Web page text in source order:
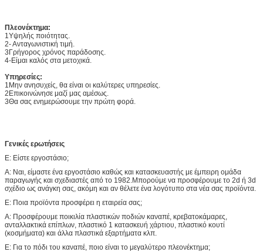
Πλεονέκτημα:
1Υψηλής ποιότητας.
2- Ανταγωνιστική τιμή.
3Γρήγορος χρόνος παράδοσης.
4-Είμαι καλός στα μετοχικά.
Υπηρεσίες:
1Μην ανησυχείς, θα είναι οι καλύτερες υπηρεσίες.
2Επικοινώνησε μαζί μας αμέσως.
3Θα σας ενημερώσουμε την πρώτη φορά.
Γενικές ερωτήσεις
Ε: Είστε εργοστάσιο;
Α: Ναι, είμαστε ένα εργοστάσιο καθώς και κατασκευαστής με έμπειρη ομάδα
παραγωγής και σχεδιαστές από το 1982.Μπορούμε να προσφέρουμε το 2d ή 3d
σχέδιο ως ανάγκη σας, ακόμη και αν θέλετε ένα λογότυπο στα νέα σας προϊόντα.
Ε: Ποια προϊόντα προσφέρει η εταιρεία σας;
Α: Προσφέρουμε ποικιλία πλαστικών ποδιών καναπέ, κρεβατοκάμαρες,
ανταλλακτικά επίπλων, πλαστικό 1 κατασκευή χάρτιου, πλαστικό κουτί
(κοσμήματα) και άλλα πλαστικά εξαρτήματα κλπ.
Ε: Για το πόδι του καναπέ, ποιο είναι το μεγαλύτερο πλεονέκτημα;